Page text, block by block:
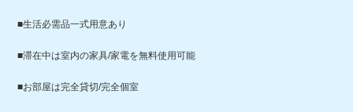
■生活必需品一式用意あり
■滞在中は室内の家具/家電を無料使用可能
■お部屋は完全貸切/完全個室